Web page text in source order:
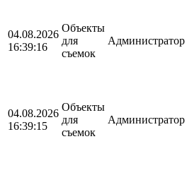
04.08.2026
16:39:16
Объекты
для
съемок
Администратор
04.08.2026
16:39:15
Объекты
для
съемок
Администратор